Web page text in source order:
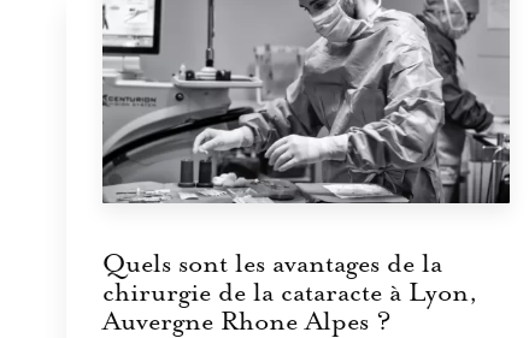
Quels sont les avantages de la
chirurgie de la cataracte à Lyon,
Auvergne Rhone Alpes ?